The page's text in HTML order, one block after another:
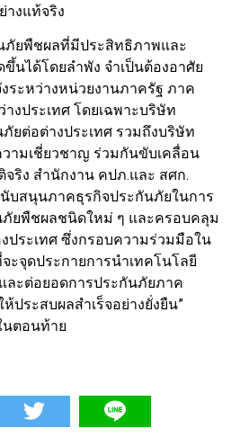
างแท้จริง
ภัยพืชผลที่มีประสิทธิภาพและ
นได้โดยลำพัง จำเป็นต้องอาศัย
ระหว่างหน่วยงานภาครัฐ ภาค
งประเทศ โดยเฉพาะบริษัท
ยต่อต่างประเทศ รวมถึงบริษัท
ามเชี่ยวชาญ ร่วมกันขับเคลื่อน
ริง สำนักงาน คปภ.และ สศก.
บสนุนภาคธุรกิจประกันภัยในการ
พืชผลชนิดใหม่ ๆ และครอบคลุม
ระเทศ ซึ่งกรอบความร่วมมือใน
ะจุดประกายการนำเทคโนโลยี
ละต่อยอดการประกันภัยภาค
ประสบผลสำเร็จอย่างยั่งยืน”
นตอนท้าย